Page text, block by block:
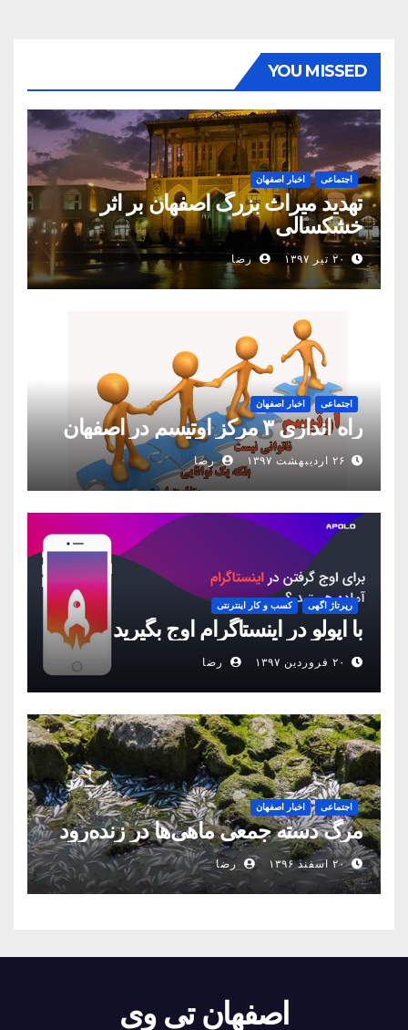
YOU MISSED
اجتماعی اخبار اصفهان
تهدید میراث بزرگ اصفهان بر اثر
خشکسالی
۲۰ تیر ۱۳۹۷ رضا
اجتماعی اخبار اصفهان
راه اندازی ۳ مرکز اوتیسم در اصفهان
۲۶ اردیبهشت ۱۳۹۷ رضا
رپرتاژ اگهی کسب و کار اینترنتی
با اپولو در اینستاگرام اوج بگیرید
۲۰ فروردین ۱۳۹۷ رضا
اجتماعی اخبار اصفهان
مرگ دسته جمعی ماهی‌ها در زنده‌رود
۲۰ اسفند ۱۳۹۶ رضا
اصفهان تی وی